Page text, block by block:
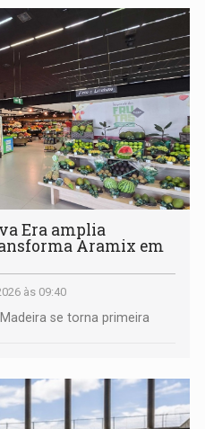
Era amplia
Aramix em
às 09:40
se torna primeira